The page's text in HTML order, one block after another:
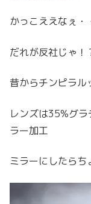
かっこええなぇ・
だれが反社じゃ！
昔からチンピラル
レンズは35%グ
ラー加工
ミラーにしたらち